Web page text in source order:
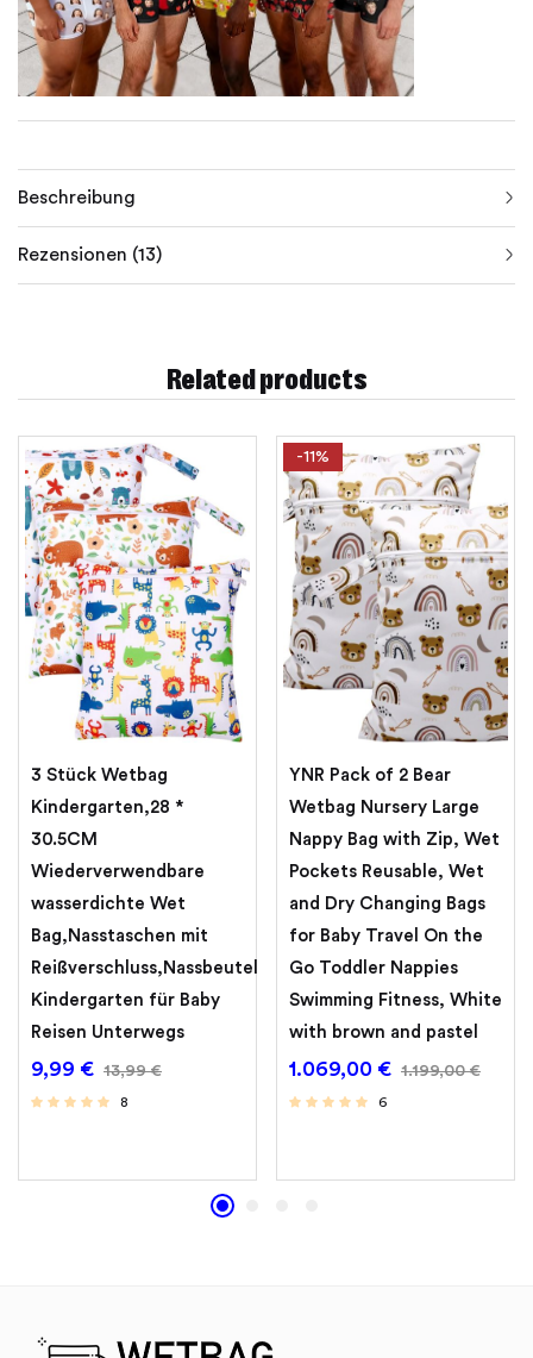
Beschreibung
Rezensionen (13)
Related products
3 Stück Wetbag
Kindergarten,28 *
30.5CM
Wiederverwendbare
wasserdichte Wet
Bag,Nasstaschen mit
Reißverschluss,Nassbeutel
Kindergarten für Baby
Reisen Unterwegs
9,99 € 13,99€
8
-11%
YNR Pack of 2 Bear
Wetbag Nursery Large
Nappy Bag with Zip, Wet
Pockets Reusable, Wet
and Dry Changing Bags
for Baby Travel On the
Go Toddler Nappies
Swimming Fitness, White
with brown and pastel
1.069,00 € 1.199,00€
6